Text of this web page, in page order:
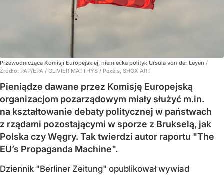
Przewodnicząca Komisji Europejskiej, niemiecka polityk Ursula von der Leyen /
Źródło: PAP/EPA / OLIVIER MATTHYS / Pexels, SHOX ART
Pieniądze dawane przez Komisję Europejską
organizacjom pozarządowym miały służyć m.in.
na kształtowanie debaty politycznej w państwach
z rządami pozostającymi w sporze z Brukselą, jak
Polska czy Węgry. Tak twierdzi autor raportu "The
EU’s Propaganda Machine".
Dziennik "Berliner Zeitung" opublikował wywiad